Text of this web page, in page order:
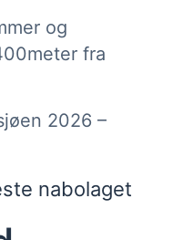
og
fra
2026 –
nabolaget